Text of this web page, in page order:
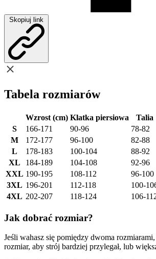
Skopiuj link
Tabela rozmiarów
Wzrost (cm) Klatka piersiowa Talia
S
166-171 90-96 78-82
M
172-177 96-100 82-88
L
178-183 100-104 88-92
XL
184-189 104-108 92-96
XXL 190-195 108-112 96-100
3XL 196-201 112-118 100-
4XL 202-207 118-124 106-
Jak dobrać rozmiar?
Jeśli wahasz się pomiędzy dwoma
rozmiar, aby strój bardziej przylegał, lub